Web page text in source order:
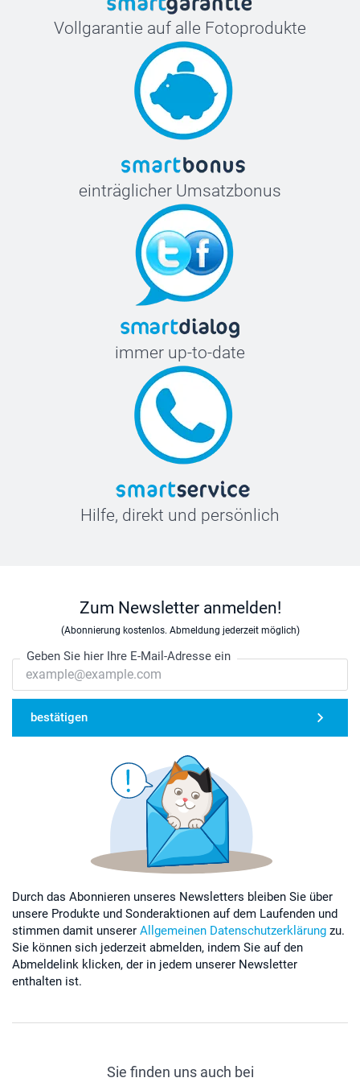
Vollgarantie auf alle Fotoprodukte
einträglicher Umsatzbonus
immer up-to-date
Hilfe, direkt und persönlich
Zum Newsletter anmelden!
(Abonnierung kostenlos. Abmeldung jederzeit möglich)
Geben Sie hier Ihre E-Mail-Adresse ein
bestätigen
Durch das Abonnieren unseres Newsletters bleiben Sie über
unsere Produkte und Sonderaktionen auf dem Laufenden und
stimmen damit unserer Allgemeinen Datenschutzerklärung zu.
Sie können sich jederzeit abmelden, indem Sie auf den
Abmeldelink klicken, der in jedem unserer Newsletter
enthalten ist.
Sie finden uns auch bei